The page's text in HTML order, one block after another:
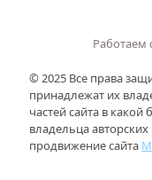
Работаем
© 2025 Все права
принадлежат их
частей сайта в
владельца
продвижение сайта